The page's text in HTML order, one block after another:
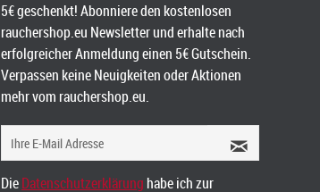
5€ geschenkt! Abonniere den kostenlosen
rauchershop.eu Newsletter und erhalte nach
erfolgreicher Anmeldung einen 5€ Gutschein.
Verpassen keine Neuigkeiten oder Aktionen
mehr vom rauchershop.eu.
DieDatenschutzerklärung habe ich zur